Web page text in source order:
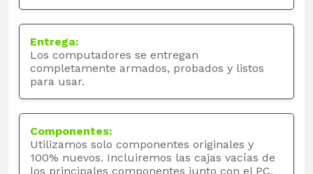
Entrega:
Los computadores se entregan
completamente armados, probados y listos
para usar.
Componentes:
Utilizamos solo componentes originales y
100% nuevos. Incluiremos las cajas vacías de
los principales componentes junto con el PC.